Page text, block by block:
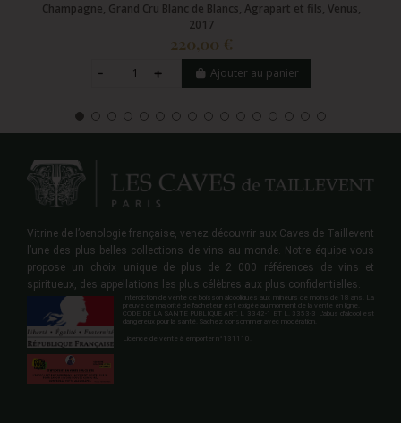
Champagne, Grand Cru Blanc de Blancs, Agrapart et fils, Venus,
2017
220,00 €
Ajouter au panier
Vitrine de l’oenologie française, venez découvrir aux Caves de Taillevent
l’une des plus belles collections de vins au monde. Notre équipe vous
propose un choix unique de plus de 2 000 références de vins et
spiritueux, des appellations les plus célèbres aux plus confidentielles.
Interdiction de vente de boisson alcooliques aux mineurs de moins de 18 ans. La
preuve de majorité de l'acheteur est exigée au moment de la vente en ligne.
CODE DE LA SANTE PUBLIQUE ART. L 3342-1 ET L. 3353-3 L'abus d'alcool est
dangereux pour la santé. Sachez consommer avec modération.
Licence de vente à emporter n°131110.